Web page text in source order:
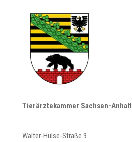
Tierärztekammer Sachsen-Anhalt
Walter-Hülse-Straße 9